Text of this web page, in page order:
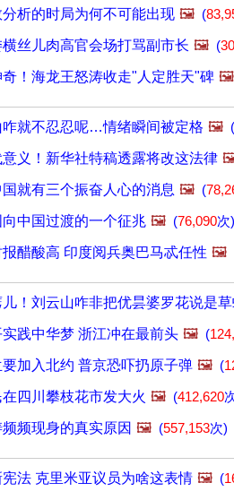
析的时局为何不可能出现 🖼️ (
丝儿肉高官会场打骂副市长 🖼️ (
奇！海龙王怒涛收走"人定胜天"碑 🖼️
咋就不忍忍呢…情绪瞬间被定格 🖼️ (
义！新华社特稿透露将改这法律
就有三个振奋人心的消息 🖼️ (
中国过渡的一个征兆 🖼️ (76,090次)
醋酸高 印度阅兵奥巴马忒任性 🖼️
！刘云山咋非把优昙婆罗花说是
实践中华梦 浙江冲在最前头 🖼️ (
加入北约 普京恐吓扔原子弹 🖼️ (
四川攀枝花市发大火 🖼️ (412,620
频现身的真实原因 🖼️ (557,153次)
法 克里米亚议员为啥这表情 🖼️ (